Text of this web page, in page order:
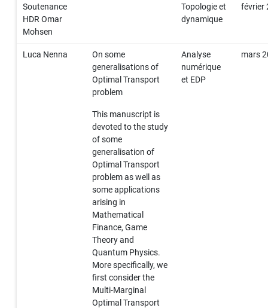
Soutenance
HDR Omar
Mohsen
Topologie et
dynamique
février
Luca Nenna
On some
generalisations of
Optimal Transport
problem
This manuscript is
devoted to the study
of some
generalisation of
Optimal Transport
problem as well as
some applications
arising in
Mathematical
Finance, Game
Theory and
Quantum Physics.
More specifically, we
first consider the
Multi-Marginal
Optimal Transport
Analyse
numérique
et EDP
mars